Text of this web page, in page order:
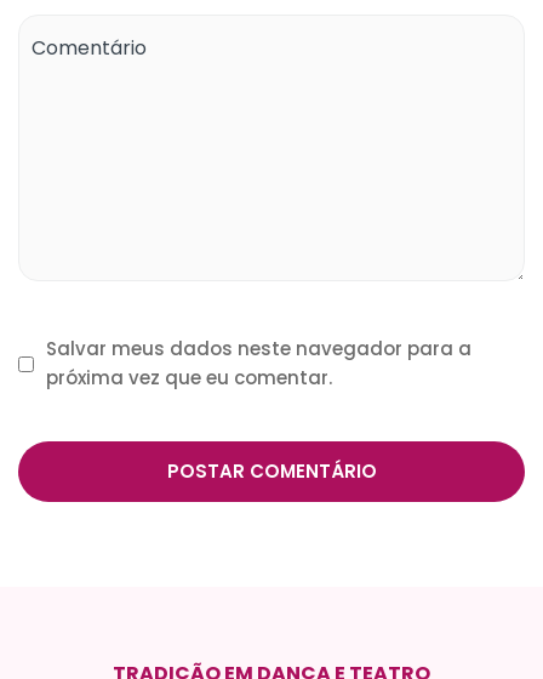
Salvar meus dados neste navegador para a
próxima vez que eu comentar.